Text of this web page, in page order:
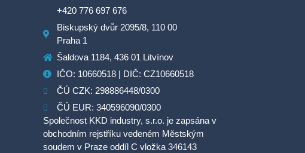
+420 776 697 676
Biskupský dvůr 2095/8, 110 00
Praha 1
Šaldova 1184, 436 01 Litvínov
IČO: 10660518 | DIČ: CZ10660518
ČÚ CZK: 298886448/0300
ČÚ EUR: 340596090/0300
Společnost KKD industry, s.r.o. je zapsána v
obchodním rejstříku vedeném Městským
soudem v Praze oddíl C vložka 346143